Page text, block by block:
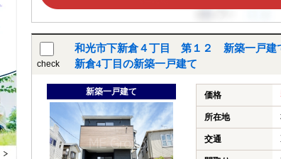
check
和光市下新倉４丁目 第１２ 新築一戸建
新倉4丁目の新築一戸建て
新築一戸建て 価格
所在地
交通